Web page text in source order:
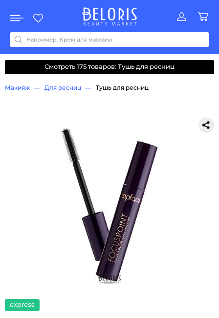
Акции
Все бренды
0-9ABCDEFGHIJKLMNOPQRSTUVWYZАБВДЗИМОКЛНПРСТУФ
Смотреть 175 товаров: Тушь для ресниц
Макияж Для ресниц Тушь для ресниц
express